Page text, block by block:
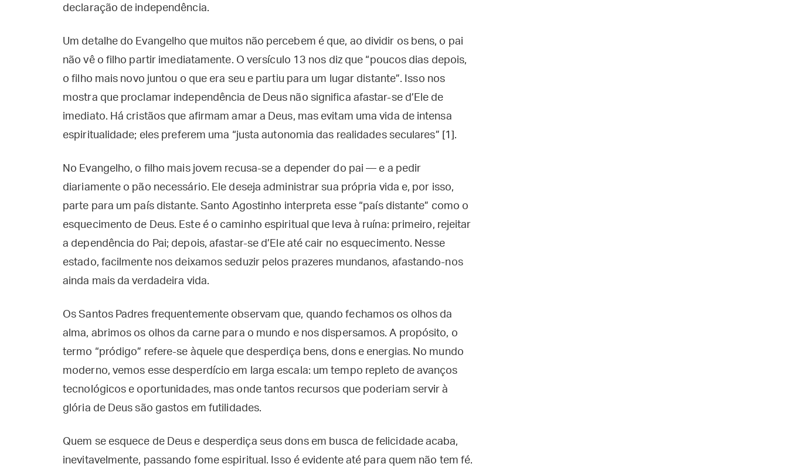
declaração de independência.
Um detalhe do Evangelho que muitos não percebem é que, ao dividir os bens, o pai
não vê o filho partir imediatamente. O versículo 13 nos diz que “poucos dias depois,
o filho mais novo juntou o que era seu e partiu para um lugar distante”. Isso nos
mostra que proclamar independência de Deus não significa afastar-se d’Ele de
imediato. Há cristãos que afirmam amar a Deus, mas evitam uma vida de intensa
espiritualidade; eles preferem uma “justa autonomia das realidades seculares” [1].
No Evangelho, o filho mais jovem recusa-se a depender do pai — e a pedir
diariamente o pão necessário. Ele deseja administrar sua própria vida e, por isso,
parte para um país distante. Santo Agostinho interpreta esse “país distante” como o
esquecimento de Deus. Este é o caminho espiritual que leva à ruína: primeiro, rejeitar
a dependência do Pai; depois, afastar-se d’Ele até cair no esquecimento. Nesse
estado, facilmente nos deixamos seduzir pelos prazeres mundanos, afastando-nos
ainda mais da verdadeira vida.
Os Santos Padres frequentemente observam que, quando fechamos os olhos da
alma, abrimos os olhos da carne para o mundo e nos dispersamos. A propósito, o
termo “pródigo” refere-se àquele que desperdiça bens, dons e energias. No mundo
moderno, vemos esse desperdício em larga escala: um tempo repleto de avanços
tecnológicos e oportunidades, mas onde tantos recursos que poderiam servir à
glória de Deus são gastos em futilidades.
Quem se esquece de Deus e desperdiça seus dons em busca de felicidade acaba,
inevitavelmente, passando fome espiritual. Isso é evidente até para quem não tem fé.